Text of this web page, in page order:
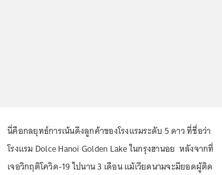
นี่คือกลยุทธ์การเน้นดึงลูกค้าของโรงแรมระดับ 5 ดาว ที่ชื่อว่า
โรงแรม Dolce Hanoi Golden Lake ในกรุงฮานอย หลังจากที่
เจอวิกฤติโควิด-19 ไปนาน 3 เดือน แม้เวียดนามจะมียอดผู้ติด